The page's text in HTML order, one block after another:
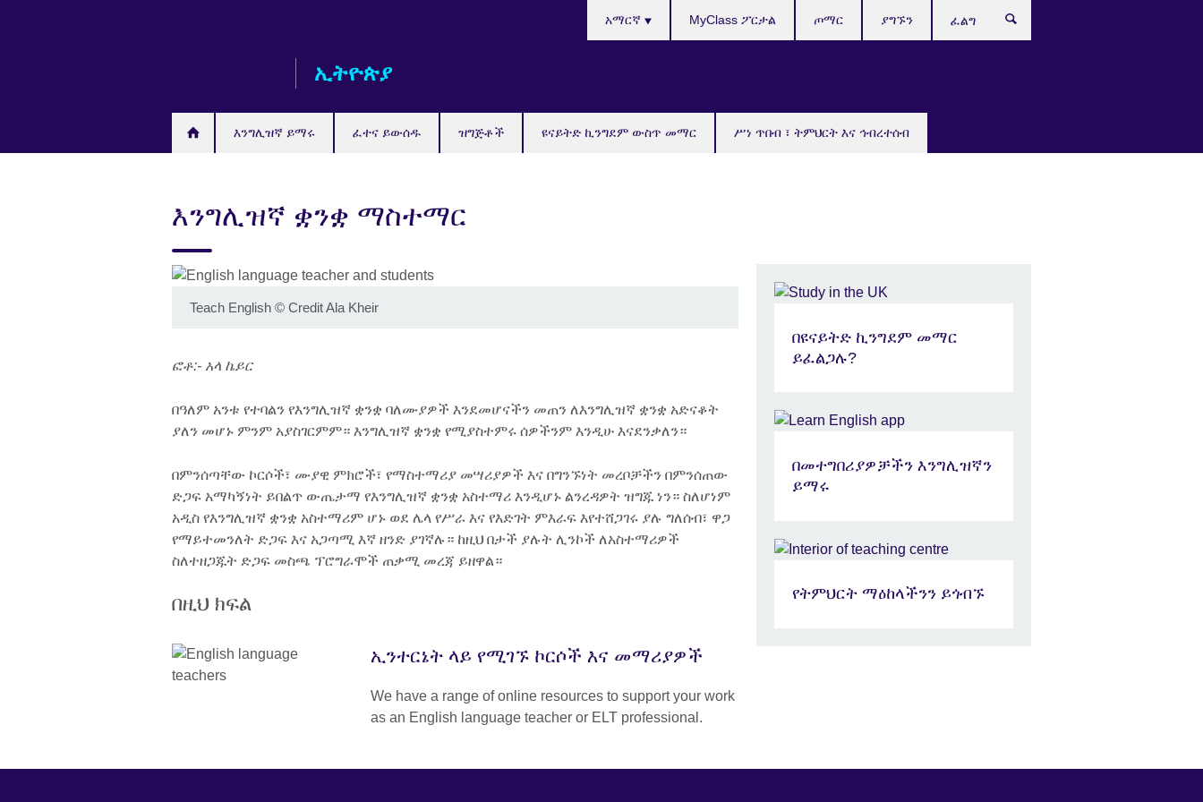
ኢትዮጵያ
እንግሊዝኛ ይማሩ ፈተና ይውሰዱ ዝግጅቶች ዩናይትድ ኪንግደም ውስጥ መማር ሥነ ጥበብ ፣ ትምህርት እና ኅብረተሰብ
አማርኛ MyClass ፖርታል ጦማር ያግኙን
እንግሊዝኛ ቋንቋ ማስተማር
Teach English © Credit Ala Kheir
ፎቶ:- አላ ኬይር
በዓለም አንቱ የተባልን የእንግሊዝኛ ቋንቋ ባለሙያዎች እንደመሆናችን መጠን ለእንግሊዝኛ ቋንቋ አድናቆት
ያለን መሆኑ ምንም አያስገርምም። እንግሊዝኛ ቋንቋ የሚያስተምሩ ሰዎችንም እንዲሁ እናደንቃለን።
በምንሰጣቸው ኮርሶች፣ ሙያዊ ምክሮች፣ የማስተማሪያ መሣሪያዎች እና በግንኙነት መረቦቻችን በምንሰጠው
ድጋፍ አማካኝነት ይበልጥ ውጤታማ የእንግሊዝኛ ቋንቋ አስተማሪ እንዲሆኑ ልንረዳዎት ዝግጁ ነን። ስለሆነም
አዲስ የእንግሊዝኛ ቋንቋ አስተማሪም ሆኑ ወደ ሌላ የሥራ እና የእድገት ምእራፍ እየተሸጋገሩ ያሉ ግለሰብ፣ ዋጋ
የማይተመንለት ድጋፍ እና አጋጣሚ እኛ ዘንድ ያገኛሉ። ከዚህ በታች ያሉት ሊንኮች ለአስተማሪዎች
ስለተዘጋጁት ድጋፍ መስጫ ፕሮግራሞች ጠቃሚ መረጃ ይዘዋል።
በዚህ ክፍል
ኢንተርኔት ላይ የሚገኙ ኮርሶች እና መማሪያዎች
We have a range of online resources to support your work
as an English language teacher or ELT professional.
በዩናይትድ ኪንግደም መማር
ይፈልጋሉ?
በመተግበሪያዎቻችን እንግሊዝኛን
ይማሩ
የትምህርት ማዕከላችንን ይጎብኙ